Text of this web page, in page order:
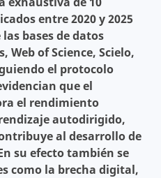
entre 2020 y 2025
bases de datos
Web of Science, Scielo,
el protocolo
que el
el rendimiento
autodirigido,
al desarrollo de
su efecto también se
como la brecha digital,